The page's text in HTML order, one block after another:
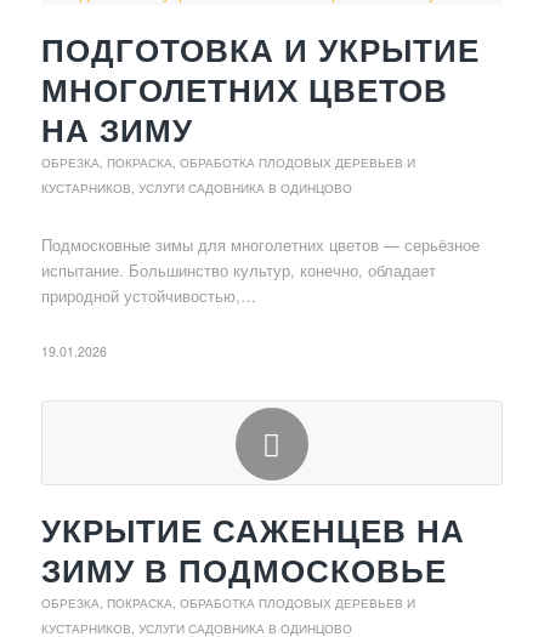
ПОДГОТОВКА И УКРЫТИЕ
МНОГОЛЕТНИХ ЦВЕТОВ
НА ЗИМУ
ОБРЕЗКА, ПОКРАСКА, ОБРАБОТКА ПЛОДОВЫХ ДЕРЕВЬЕВ И
КУСТАРНИКОВ УСЛУГИ САДОВНИКА В ОДИНЦОВО
Подмосковные зимы для многолетних цветов — серьёзное
испытание. Большинство культур, конечно, обладает
природной устойчивостью,…
19.01.2026
УКРЫТИЕ САЖЕНЦЕВ НА
ЗИМУ В ПОДМОСКОВЬЕ
ОБРЕЗКА, ПОКРАСКА, ОБРАБОТКА ПЛОДОВЫХ ДЕРЕВЬЕВ И
КУСТАРНИКОВ УСЛУГИ САДОВНИКА В ОДИНЦОВО